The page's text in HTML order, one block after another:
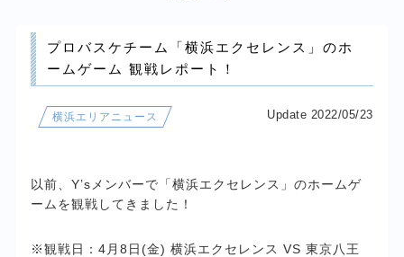
プロバスケチーム「横浜エクセレンス」のホ
ームゲーム 観戦レポート！
横浜エリアニュース Update 2022/05/23
以前、Y’sメンバーで「横浜エクセレンス」のホームゲ
ームを観戦してきました！
※観戦日：4月8日(金) 横浜エクセレンス VS 東京八王